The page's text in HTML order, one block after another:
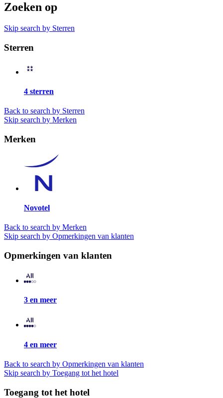
Zoeken op
Skip search by Sterren
Sterren
4 sterren
Back to search by Sterren
Skip search by Merken
Merken
Novotel
Back to search by Merken
Skip search by Opmerkingen van klanten
Opmerkingen van klanten
3 en meer
4 en meer
Back to search by Opmerkingen van klanten
Skip search by Toegang tot het hotel
Toegang tot het hotel